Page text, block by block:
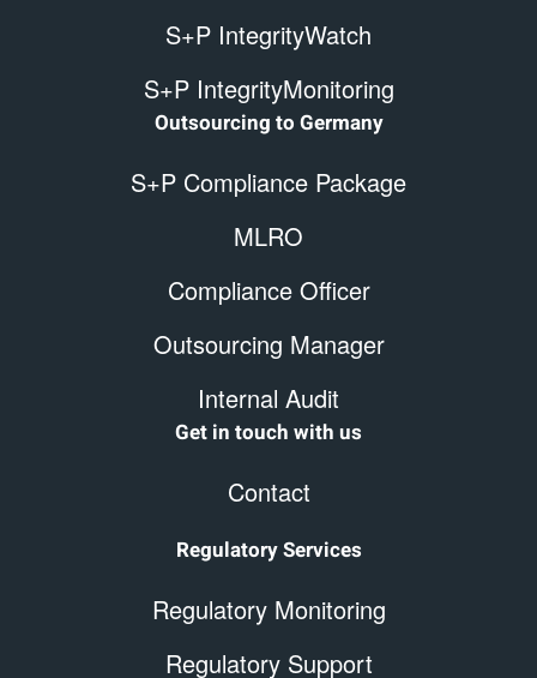
S+P IntegrityWatch
S+P IntegrityMonitoring
Outsourcing to Germany
S+P Compliance Package
MLRO
Compliance Officer
Outsourcing Manager
Internal Audit
Get in touch with us
Contact
Regulatory Services
Regulatory Monitoring
Regulatory Support